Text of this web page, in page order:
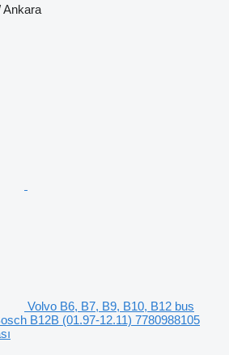
Ankara
Volvo B6, B7, B9, B10, B12 bus
B12B (01.97-12.11) 7780988105